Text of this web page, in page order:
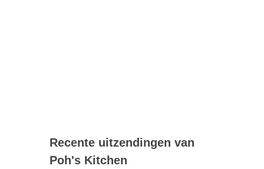
Recente uitzendingen van
Poh's Kitchen